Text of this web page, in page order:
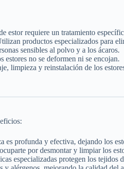
estor requiere un tratamiento
productos especializados para
sensibles al polvo y a los ácaros.
estores no se deformen ni se encojan.
limpieza y reinstalación de los
es profunda y efectiva, dejando los
por desmontar y limpiar los
especializadas protegen los tejidos